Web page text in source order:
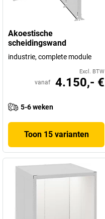
Akoestische
scheidingswand
industrie, complete module
Excl. BTW
vanaf 4.150,- €
5-6 weken
Toon 15 varianten